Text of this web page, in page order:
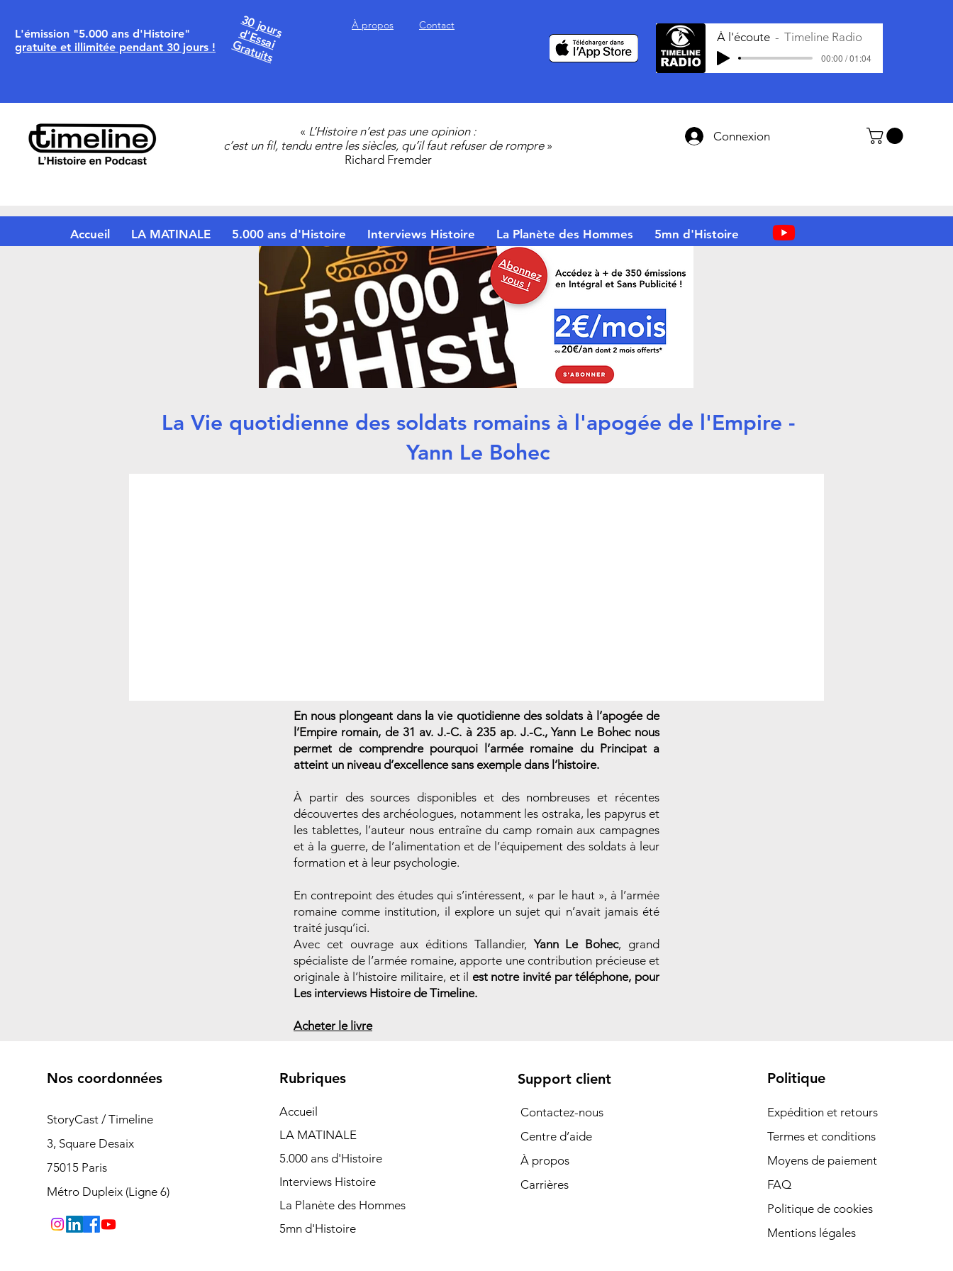
L'émission "5.000 ans d'Histoire"
gratuite et illimitée pendant 30 jours !
30 jours
d'Essai
Gratuits
À propos Contact
À l'écoute Timeline Radio
00:00 / 01:04
« L’Histoire n’est pas une opinion :
c’est un fil, tendu entre les siècles, qu’il faut refuser de rompre»
Richard Fremder
Connexion
Accueil LA MATINALE 5.000 ans d'Histoire Interviews Histoire La Planète des Hommes 5mn d'Histoire
La Vie quotidienne des soldats romains à l'apogée de l'Empire -
Yann Le Bohec
En nous plongeant dans la vie quotidienne des soldats à l’apogée de
l’Empire romain, de 31 av. J.-C. à 235 ap. J.-C., Yann Le Bohec nous
permet de comprendre pourquoi l’armée romaine du Principat a
atteint un niveau d’excellence sans exemple dans l’histoire.
À partir des sources disponibles et des nombreuses et récentes
découvertes des archéologues, notamment les ostraka, les papyrus et
les tablettes, l’auteur nous entraîne du camp romain aux campagnes
et à la guerre, de l’alimentation et de l’équipement des soldats à leur
formation et à leur psychologie.
En contrepoint des études qui s’intéressent, « par le haut », à l’armée
romaine comme institution, il explore un sujet qui n’avait jamais été
traité jusqu’ici.
Avec cet ouvrage aux éditions Tallandier,Yann Le Bohec, grand
spécialiste de l’armée romaine, apporte une contribution précieuse et
originale à l’histoire militaire, et il est notre invité par téléphone, pour
Les interviews Histoire de Timeline.
Acheter le livre
Nos coordonnées
StoryCast / Timeline
3, Square Desaix
75015 Paris
Métro Dupleix (Ligne 6)
Rubriques
Accueil
LA MATINALE
5.000 ans d'Histoire
Interviews Histoire
La Planète des Hommes
5mn d'Histoire
Support client
Contactez-nous
Centre d’aide
À propos
Carrières
Politique
Expédition et retours
Termes et conditions
Moyens de paiement
FAQ
Politique de cookies
Mentions légales